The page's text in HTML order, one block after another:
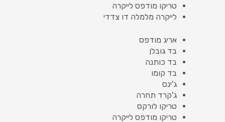
טריקו מודפס לייקרה
לייקרה מלמלה דו צדדי
אריג מודפס
בד גובלן
בד כותנה
בד קומו
ג'ינס
ג'קרד תחרה
טריקו לורקס
טריקו מודפס לייקרה